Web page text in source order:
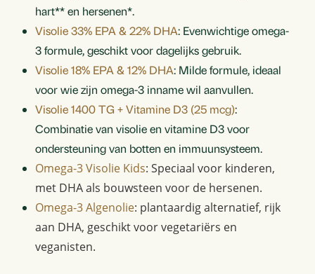
hart** en hersenen*.
Visolie 33% EPA & 22% DHA: Evenwichtige omega-
3 formule, geschikt voor dagelijks gebruik.
Visolie 18% EPA & 12% DHA: Milde formule, ideaal
voor wie zijn omega-3 inname wil aanvullen.
Visolie 1400 TG + Vitamine D3 (25 mcg):
Combinatie van visolie en vitamine D3 voor
ondersteuning van botten en immuunsysteem.
Omega-3 Visolie Kids: Speciaal voor kinderen,
met DHA als bouwsteen voor de hersenen.
Omega-3 Algenolie: plantaardig alternatief, rijk
aan DHA, geschikt voor vegetariërs en
veganisten.